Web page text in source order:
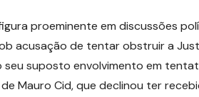
proeminente em discussões
acusação de tentar obstruir a
seu suposto envolvimento em
Mauro Cid, que declinou ter